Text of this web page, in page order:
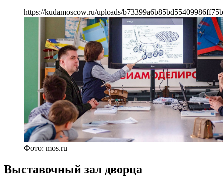
https://kudamoscow.ru/uploads/
Фото: mos.ru
Выставочный зал дворца